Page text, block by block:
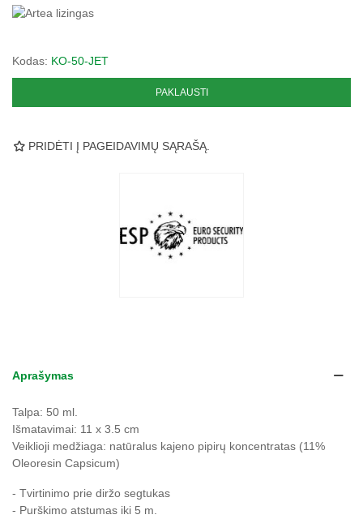
Kodas: KO-50-JET
PAKLAUSTI
PRIDĖTI Į PAGEIDAVIMŲ SĄRAŠĄ.
Aprašymas
Talpa: 50 ml.
Išmatavimai: 11 x 3.5 cm
Veiklioji medžiaga: natūralus kajeno pipirų koncentratas (11%
Oleoresin Capsicum)
- Tvirtinimo prie diržo segtukas
- Purškimo atstumas iki 5 m.